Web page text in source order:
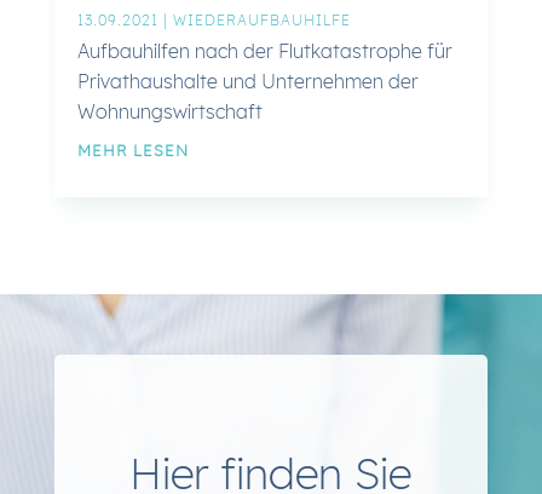
13.09.2021 WIEDERAUFBAUHILFE
Aufbauhilfen nach der Flutkatastrophe für
Privathaushalte und Unternehmen der
Wohnungswirtschaft
MEHR LESEN
Hier finden Sie